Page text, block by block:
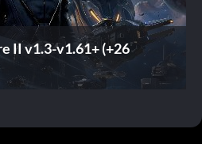
II v1.3-v1.61+ (+26